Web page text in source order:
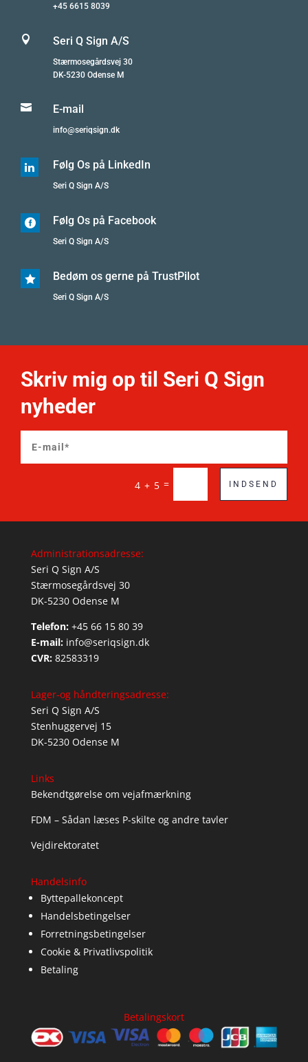
+45 6615 8039
 Seri Q Sign A/S
Stærmosegårdsvej 30
DK-5230 Odense M
 E-mail
info@seriqsign.dk
 Følg Os på LinkedIn
Seri Q Sign A/S
 Følg Os på Facebook
Seri Q Sign A/S
 Bedøm os gerne på TrustPilot
Seri Q Sign A/S
Skriv mig op til Seri Q Sign
nyheder
4 + 5 = INDSEND
Administrationsadresse:
Seri Q Sign A/S
Stærmosegårdsvej 30
DK-5230 Odense M
Telefon: +45 66 15 80 39
E-mail: info@seriqsign.dk
CVR: 82583319
Lager-og håndteringsadresse:
Seri Q Sign A/S
Stenhuggervej 15
DK-5230 Odense M
Links
Bekendtgørelse om vejafmærkning
FDM – Sådan læses P-skilte og andre tavler
Vejdirektoratet
Handelsinfo
Byttepallekoncept
Handelsbetingelser
Forretningsbetingelser
Cookie & Privatlivspolitik
Betaling
Betalingskort